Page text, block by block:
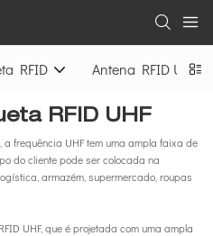
RFID Antena RFID UHF
RFID UHF
a frequência UHF tem uma ampla faixa de
do cliente pode ser colocada na
armazém, supermercado, roupas
UHF, que é projetada com uma ampla